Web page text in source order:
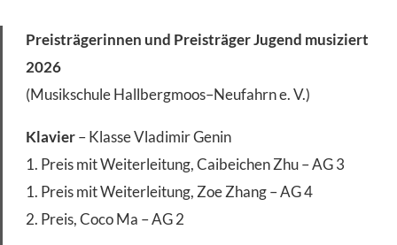
Preisträgerinnen und Preisträger Jugend musiziert
2026
(Musikschule Hallbergmoos–Neufahrn e. V.)
Klavier– Klasse Vladimir Genin
1. Preis mit Weiterleitung, Caibeichen Zhu – AG 3
1. Preis mit Weiterleitung, Zoe Zhang – AG 4
2. Preis, Coco Ma – AG 2